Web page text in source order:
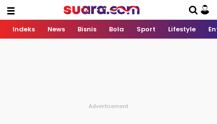
Indeks News Bisnis Bola Sport Lifestyle